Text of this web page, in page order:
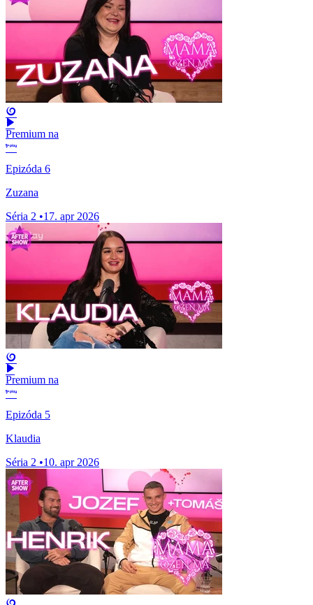
Premium na
Epizóda 6
Zuzana
Séria 2 •17. apr 2026
Premium na
Epizóda 5
Klaudia
Séria 2 •10. apr 2026